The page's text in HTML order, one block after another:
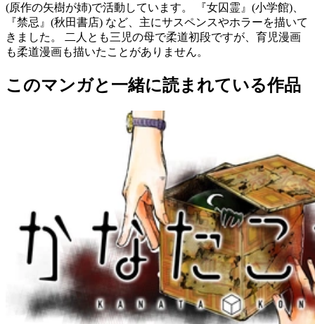
(原作の矢樹が姉)で活動しています。 『女囚霊』(小学館)、
『禁忌』(秋田書店) など、主にサスペンスやホラーを描いて
きました。 二人とも三児の母で柔道初段ですが、育児漫画
も柔道漫画も描いたことがありません。
このマンガと一緒に読まれている作品